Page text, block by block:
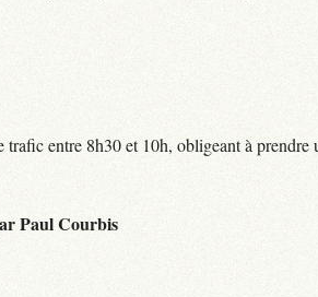
entre 8h30 et 10h, obligeant à
Paul Courbis